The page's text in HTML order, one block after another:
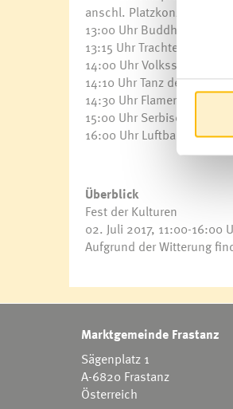
anschl. Platzkonzert
13:00 Uhr Buddhistisches
13:15 Uhr Trachtengruppe
14:00 Uhr Volksschule
14:10 Uhr Tanz der
14:30 Uhr Flamenco
15:00 Uhr Serbische
16:00 Uhr Luftballon-
Überblick
Fest der Kulturen
02. Juli 2017, 11:00-16:00
Aufgrund der Witterung
Marktgemeinde Frastanz
Sägenplatz 1
A-6820 Frastanz
Österreich